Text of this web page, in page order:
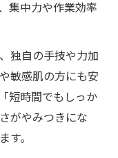
集中力や作業効率
独自の手技や力加
敏感肌の方にも安
短時間でもしっか
がやみつきにな
。